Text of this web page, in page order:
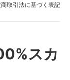
取引法に基づく表記
スカ